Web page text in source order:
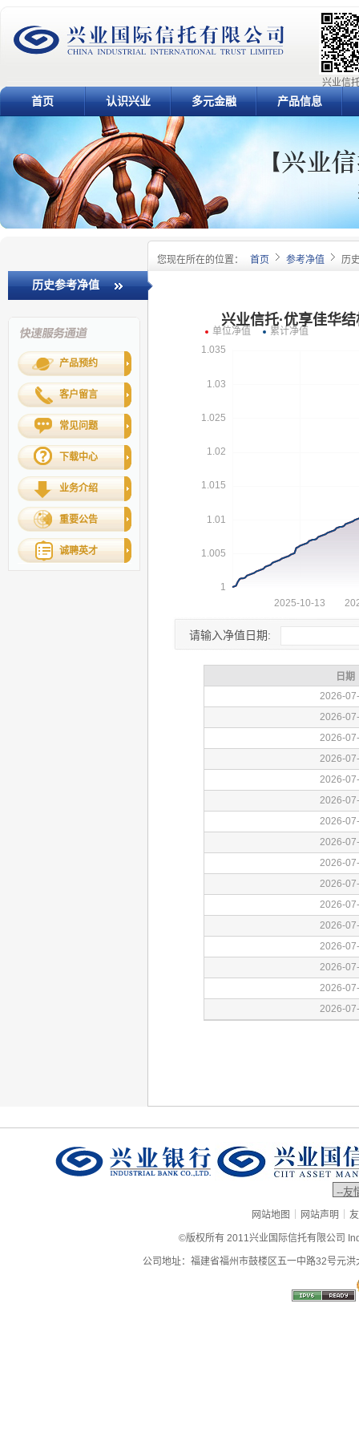
兴业信
首页 认识兴业 多元金融 产品信息
您现在所在的位置： 首页 参考净值 历
历史参考净值
产品预约
客户留言
常见问题
下载中心
业务介绍
重要公告
诚聘英才
请输入净值日期:
网站地图 | 网站声明 |
©版权所有 2011兴业国际信托有限公司
公司地址：福建省福州市鼓楼区五一中路32号元